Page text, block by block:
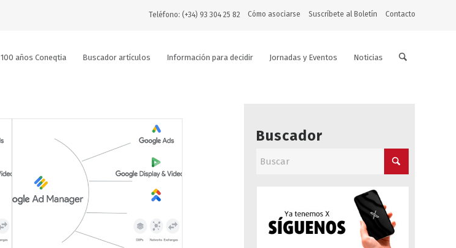
Cómo asociarse Suscríbete al Boletín Contacto
Teléfono: (+34) 93 304 25 82
100 años Coneqtia Buscador artículos Información para decidir Jornadas y Eventos Noticias
Buscador